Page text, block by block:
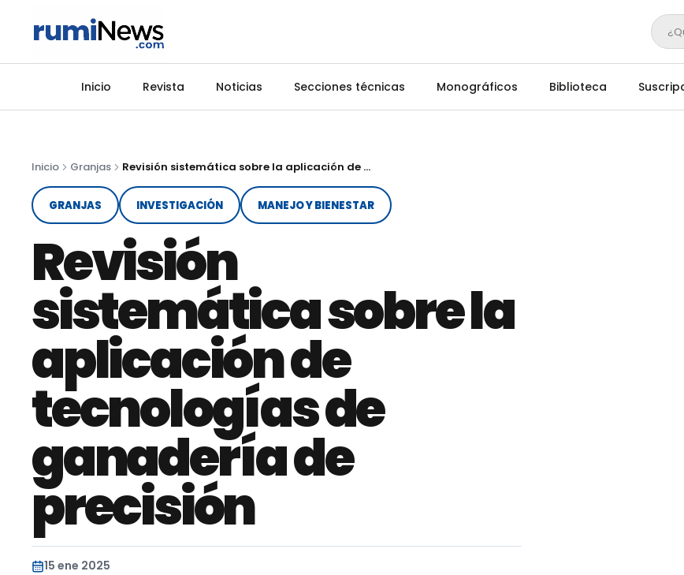
Inicio Revista Noticias Secciones técnicas Monográficos Biblioteca
Inicio Granjas Revisión sistemática sobre la aplicación de tecnologías de ganadería de precisión
GRANJAS INVESTIGACIÓN MANEJO Y BIENESTAR
Revisión
sistemática sobre la
aplicación de
tecnologías de
ganadería de
precisión
15 ene 2025